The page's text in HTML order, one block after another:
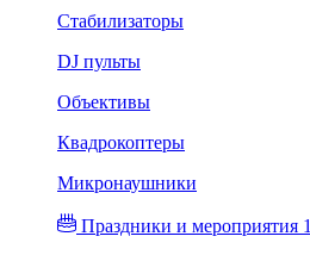
Стабилизаторы
DJ пульты
Объективы
Квадрокоптеры
Микронаушники
Праздники и мероприятия 1